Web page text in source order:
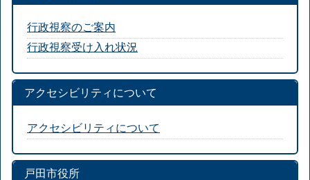
行政視察のご案内
行政視察受け入れ状況
アクセシビリティについて
アクセシビリティについて
戸田市役所